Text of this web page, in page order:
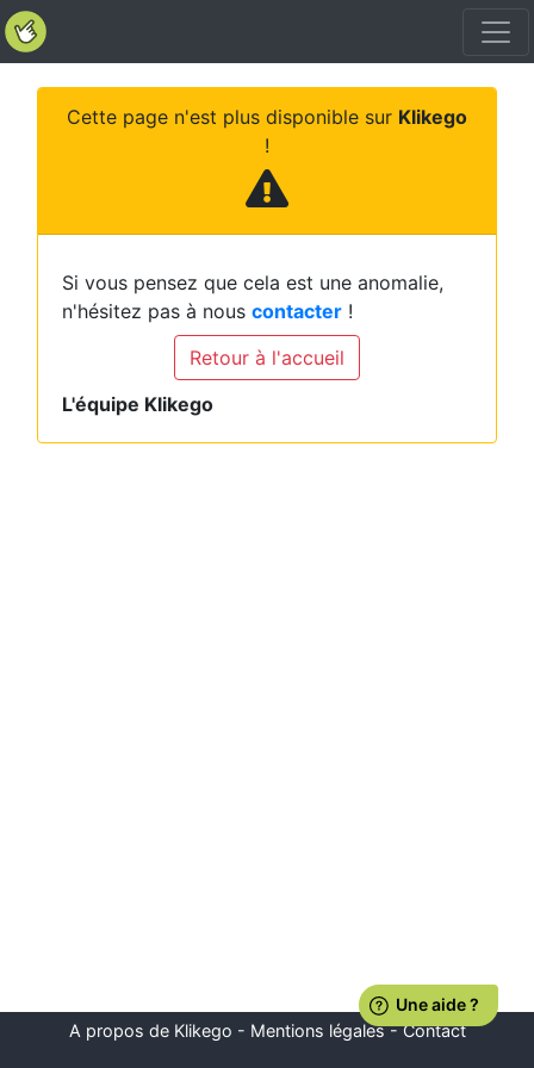
Cette page n'est plus disponible sur Klikego
!
Si vous pensez que cela est une anomalie,
n'hésitez pas à nous contacter !
Retour à l'accueil
L'équipe Klikego
A propos de Klikego - Mentions légales-Contact